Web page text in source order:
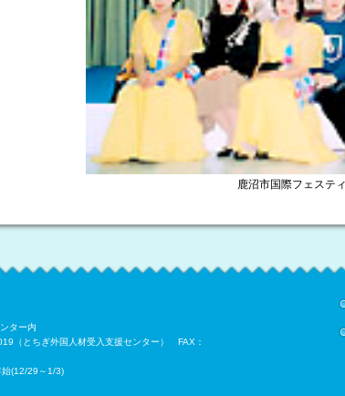
鹿沼市国際フェステ
ター内
（とちぎ外国⼈材受⼊⽀援センター） FAX：
(12/29～1/3)